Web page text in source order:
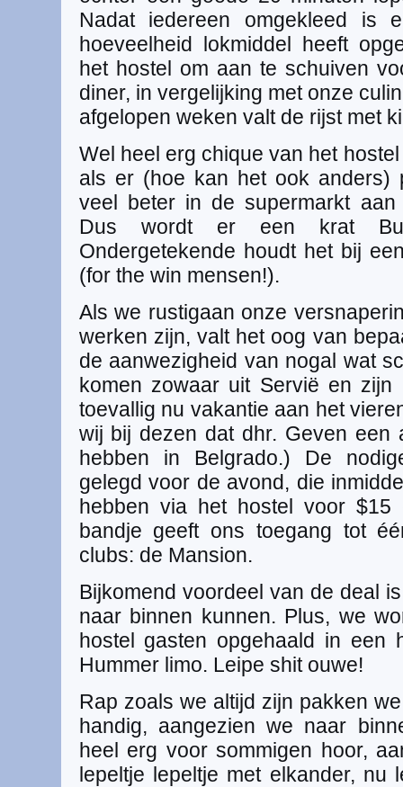
Nadat iedereen omgekleed is
hoeveelheid lokmiddel heeft
het hostel om aan te schuiven
diner, in vergelijking met onze
afgelopen weken valt de rijst met
Wel heel erg chique van het
als er (hoe kan het ook anders)
veel beter in de supermarkt
Dus wordt er een krat
Ondergetekende houdt het bij
(for the win mensen!).
Als we rustigaan onze
werken zijn, valt het oog van
de aanwezigheid van nogal wat
komen zowaar uit Servië en
toevallig nu vakantie aan het
wij bij dezen dat dhr. Geven een
hebben in Belgrado.) De
gelegd voor de avond, die
hebben via het hostel voor $15
bandje geeft ons toegang tot
clubs: de Mansion.
Bijkomend voordeel van de deal
naar binnen kunnen. Plus, we
hostel gasten opgehaald in een
Hummer limo. Leipe shit ouwe!
Rap zoals we altijd zijn pakken
handig, aangezien we naar
heel erg voor sommigen hoor,
lepeltje lepeltje met elkander, nu